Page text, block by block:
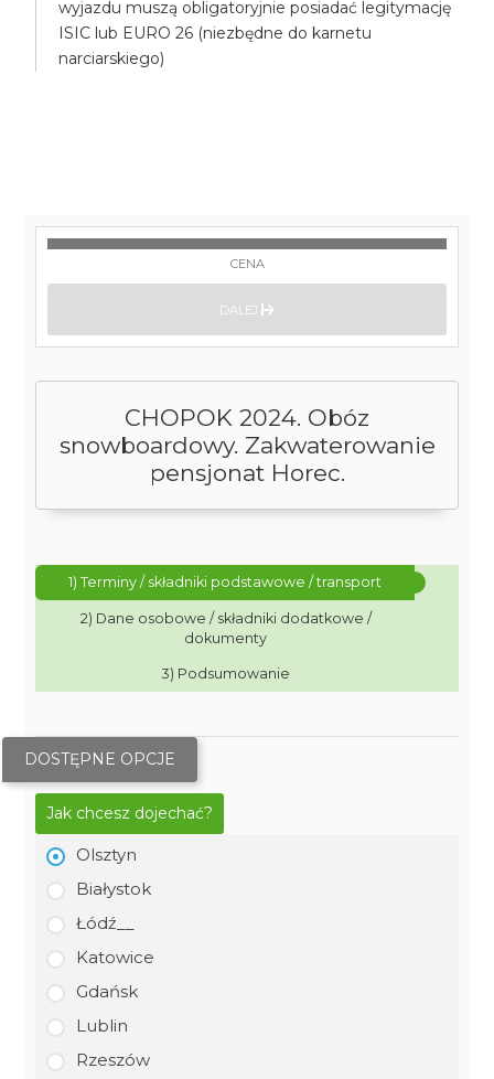
wyjazdu muszą obligatoryjnie posiadać legitymację
ISIC lub EURO 26 (niezbędne do karnetu
narciarskiego)
CHOPOK 2024. Obóz
snowboardowy. Zakwaterowanie
pensjonat Horec.
1) Terminy / składniki podstawowe / transport
2) Dane osobowe / składniki dodatkowe /
dokumenty
3) Podsumowanie
DOSTĘPNE OPCJE
Jak chcesz dojechać?
Olsztyn
Białystok
Łódź__
Katowice
Gdańsk
Lublin
Rzeszów
CENA
DALEJ